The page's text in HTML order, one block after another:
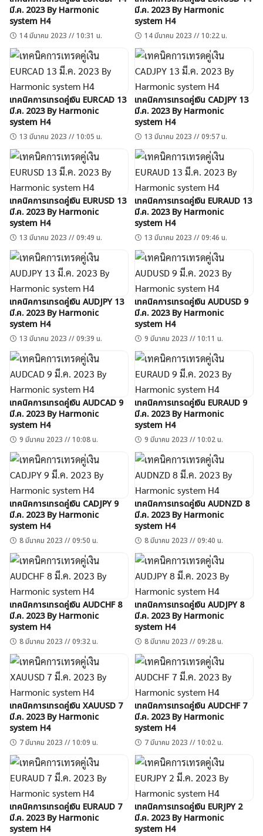
มี.ค. 2023 By Harmonic
system H4
14 มีนาคม 2023 // 10:31 น.
มี.ค. 2023 By Harmonic
system H4
14 มีนาคม 2023 // 10:22 น.
เทคนิคการเทรดคู่เงิน EURCAD 13
มี.ค. 2023 By Harmonic
system H4
13 มีนาคม 2023 // 10:05 น.
เทคนิคการเทรดคู่เงิน CADJPY 13
มี.ค. 2023 By Harmonic
system H4
13 มีนาคม 2023 // 09:57 น.
เทคนิคการเทรดคู่เงิน EURUSD 13
มี.ค. 2023 By Harmonic
system H4
13 มีนาคม 2023 // 09:49 น.
เทคนิคการเทรดคู่เงิน EURAUD 13
มี.ค. 2023 By Harmonic
system H4
13 มีนาคม 2023 // 09:46 น.
เทคนิคการเทรดคู่เงิน AUDJPY 13
มี.ค. 2023 By Harmonic
system H4
13 มีนาคม 2023 // 09:39 น.
เทคนิคการเทรดคู่เงิน AUDUSD 9
มี.ค. 2023 By Harmonic
system H4
9 มีนาคม 2023 // 10:11 น.
เทคนิคการเทรดคู่เงิน AUDCAD 9
มี.ค. 2023 By Harmonic
system H4
9 มีนาคม 2023 // 10:08 น.
เทคนิคการเทรดคู่เงิน EURAUD 9
มี.ค. 2023 By Harmonic
system H4
9 มีนาคม 2023 // 10:02 น.
เทคนิคการเทรดคู่เงิน CADJPY 9
มี.ค. 2023 By Harmonic
system H4
8 มีนาคม 2023 // 09:50 น.
เทคนิคการเทรดคู่เงิน AUDNZD 8
มี.ค. 2023 By Harmonic
system H4
8 มีนาคม 2023 // 09:40 น.
เทคนิคการเทรดคู่เงิน AUDCHF 8
มี.ค. 2023 By Harmonic
system H4
8 มีนาคม 2023 // 09:32 น.
เทคนิคการเทรดคู่เงิน AUDJPY 8
มี.ค. 2023 By Harmonic
system H4
8 มีนาคม 2023 // 09:28 น.
เทคนิคการเทรดคู่เงิน XAUUSD 7
มี.ค. 2023 By Harmonic
system H4
7 มีนาคม 2023 // 10:09 น.
เทคนิคการเทรดคู่เงิน AUDCHF 7
มี.ค. 2023 By Harmonic
system H4
7 มีนาคม 2023 // 10:02 น.
เทคนิคการเทรดคู่เงิน EURAUD 7
มี.ค. 2023 By Harmonic
system H4
เทคนิคการเทรดคู่เงิน EURJPY 2
มี.ค. 2023 By Harmonic
system H4